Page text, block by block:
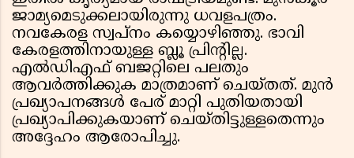
ജാമ്യമെടുക്കലായിരുന്നു ധവളപത്രം.
നവകേരള സ്വപ്നം കയ്യൊഴിഞ്ഞു. ഭാവി
കേരളത്തിനായുള്ള ബ്ലൂ പ്രിൻ്റില്ല.
എൽഡിഎഫ് ബജറ്റിലെ പലതും
ആവർത്തിക്കുക മാത്രമാണ് ചെയ്തത്. മുൻ
പ്രഖ്യാപനങ്ങൾ പേര് മാറ്റി പുതിയതായി
പ്രഖ്യാപിക്കുകയാണ് ചെയ്തിട്ടുള്ളതെന്നും
അദ്ദേഹം ആരോപിച്ചു.